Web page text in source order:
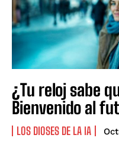
¿Tu reloj sabe
Bienvenido al
LOS DIOSES DE LA IA